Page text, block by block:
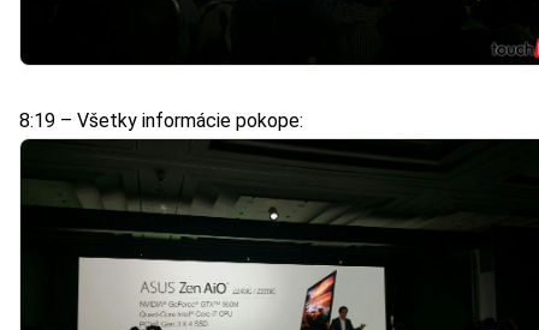
8:19 – Všetky informácie pokope: